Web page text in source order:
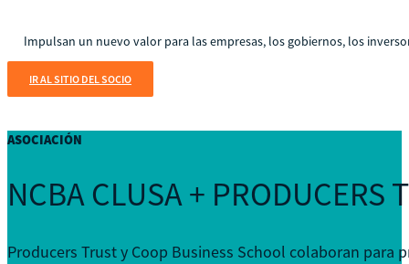
Impulsan un nuevo valor para las empresas, los gobiernos, los
IR AL SITIO DEL SOCIO
ASOCIACIÓN
NCBA CLUSA + PRODUCERS
Producers Trust y Coop Business School colaboran